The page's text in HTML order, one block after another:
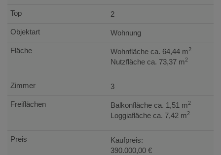
2
Wohnung
Wohnfläche ca. 64,44 m2
Nutzfläche ca. 73,37 m2
3
Balkonfläche ca. 1,51 m2
Loggiafläche ca. 7,42 m2
Kaufpreis:
390.000,00 €